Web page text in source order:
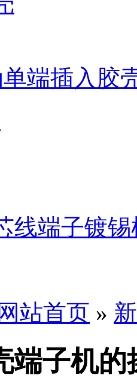
端插入胶
线端子镀锡
网站首页 »
端子机